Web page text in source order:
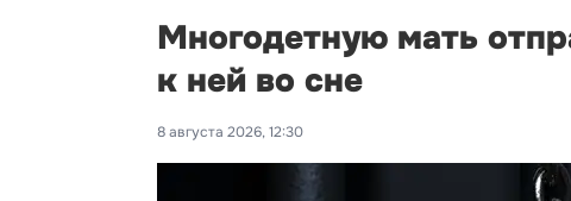
Многодетную мать
к ней во сне
8 августа 2026, 12:30